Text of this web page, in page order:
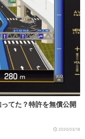
てた？特許を無償公開
2020/03/18